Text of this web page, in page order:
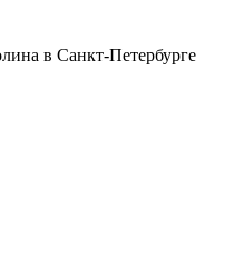
в Санкт-Петербурге